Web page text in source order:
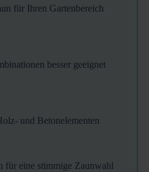
für Ihren Gartenbereich
besser geeignet
und Betonelementen
für eine stimmige Zaunwahl